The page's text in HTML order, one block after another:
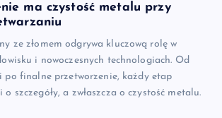
ma czystość metalu przy
ze złomem odgrywa kluczową rolę w
i nowoczesnych technologiach. Od
po finalne przetworzenie, każdy etap
o szczegóły, a zwłaszcza o czystość metalu.